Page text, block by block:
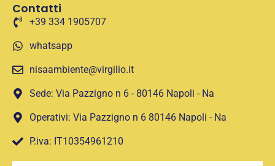
Contatti
+39 334 1905707
whatsapp
nisaambiente@virgilio.it
Sede: Via Pazzigno n 6 - 80146 Napoli - Na
Operativi: Via Pazzigno n 6 80146 Napoli - Na
P.iva: IT10354961210